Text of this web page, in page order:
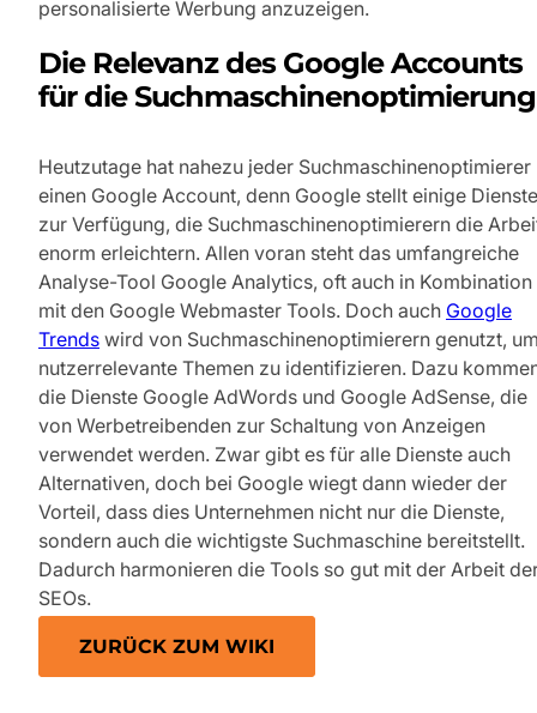
personalisierte Werbung anzuzeigen.
Die Relevanz des Google Accounts
für die Suchmaschinenoptimierung
Heutzutage hat nahezu jeder Suchmaschinenoptimierer
einen Google Account, denn Google stellt einige Dienste
zur Verfügung, die Suchmaschinenoptimierern die
enorm erleichtern. Allen voran steht das umfangreiche
Analyse-Tool Google Analytics, oft auch in Kombination
mit den Google Webmaster Tools. Doch auch Google
Trends wird von Suchmaschinenoptimierern genutzt,
nutzerrelevante Themen zu identifizieren. Dazu
die Dienste Google AdWords und Google AdSense, die
von Werbetreibenden zur Schaltung von Anzeigen
verwendet werden. Zwar gibt es für alle Dienste auch
Alternativen, doch bei Google wiegt dann wieder der
Vorteil, dass dies Unternehmen nicht nur die Dienste,
sondern auch die wichtigste Suchmaschine bereitstellt.
Dadurch harmonieren die Tools so gut mit der Arbeit
SEOs.
ZURÜCK ZUM WIKI